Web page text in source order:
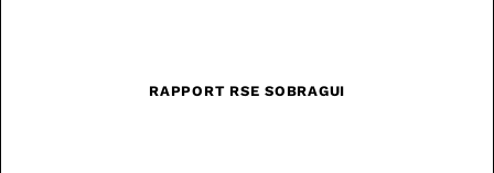
RAPPORT RSE SOBRAGUI